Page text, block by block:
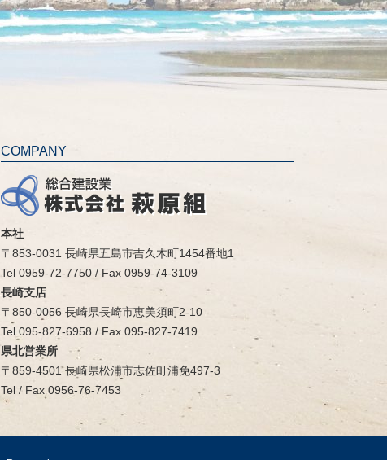
COMPANY
本社
〒853-0031 長崎県五島市吉久木町1454番地1
Tel 0959-72-7750 / Fax 0959-74-3109
長崎支店
〒850-0056 長崎県長崎市恵美須町2-10
Tel 095-827-6958 / Fax 095-827-7419
県北営業所
〒859-4501 長崎県松浦市志佐町浦免497-3
Tel / Fax 0956-76-7453